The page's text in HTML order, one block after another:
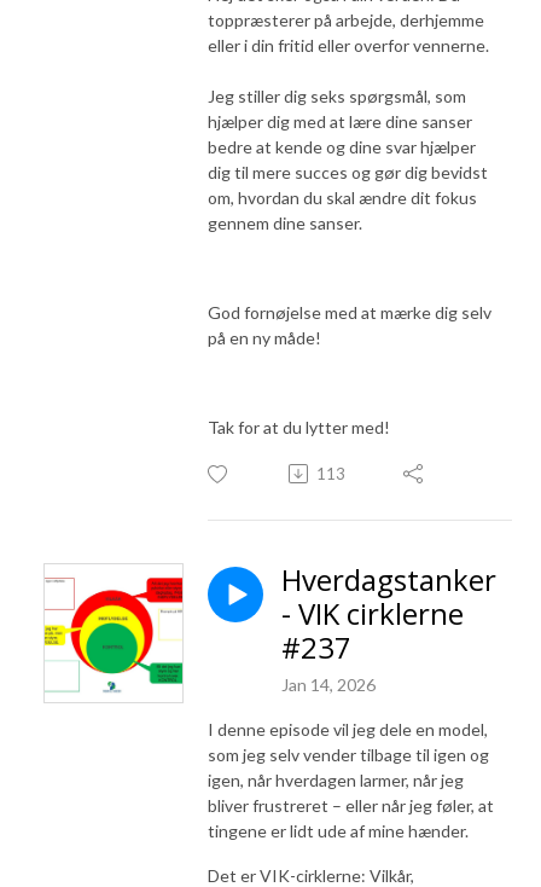
toppræsterer på arbejde, derhjemme
eller i din fritid eller overfor vennerne.
Jeg stiller dig seks spørgsmål, som
hjælper dig med at lære dine sanser
bedre at kende og dine svar hjælper
dig til mere succes og gør dig bevidst
om, hvordan du skal ændre dit fokus
gennem dine sanser.
God fornøjelse med at mærke dig selv
på en ny måde!
Tak for at du lytter med!
113
Hverdagstanker
- VIK cirklerne
#237
Jan 14, 2026
I denne episode vil jeg dele en model,
som jeg selv vender tilbage til igen og
igen, når hverdagen larmer, når jeg
bliver frustreret – eller når jeg føler, at
tingene er lidt ude af mine hænder.
Det er VIK-cirklerne: Vilkår,